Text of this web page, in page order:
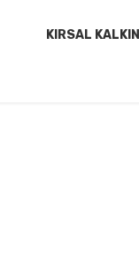
KIRSAL